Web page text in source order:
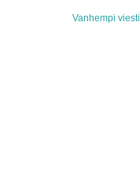
Vanhempi viesti